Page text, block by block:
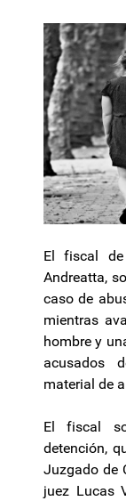
El fiscal de
Andreatta,
caso de
mientras
hombre y
acusados
material de
El fiscal
detención,
Juzgado de
juez Lucas